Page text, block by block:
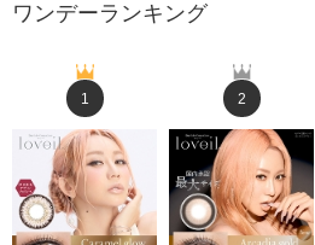
ワンデーランキング
1 2